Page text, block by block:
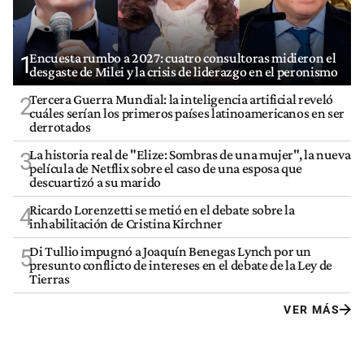
1Encuesta rumbo a 2027: cuatro consultoras midieron el
desgaste de Milei y la crisis de liderazgo en el peronismo
2Tercera Guerra Mundial: la inteligencia artificial reveló
cuáles serían los primeros países latinoamericanos en ser
derrotados
3La historia real de "Elize: Sombras de una mujer", la nueva
película de Netflix sobre el caso de una esposa que
descuartizó a su marido
4Ricardo Lorenzetti se metió en el debate sobre la
inhabilitación de Cristina Kirchner
5Di Tullio impugnó a Joaquín Benegas Lynch por un
presunto conflicto de intereses en el debate de la Ley de
Tierras
VER MÁS